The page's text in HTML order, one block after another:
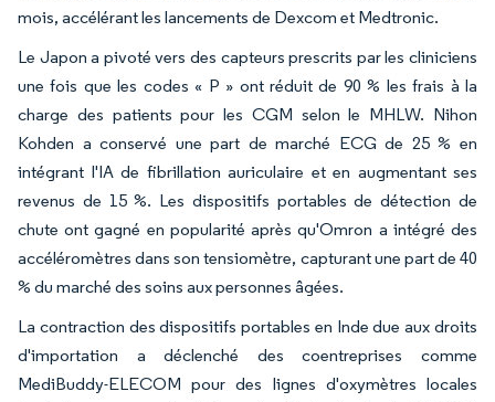
mois, accélérant les lancements de Dexcom et Medtronic.
Le Japon a pivoté vers des capteurs prescrits par les cliniciens
une fois que les codes « P » ont réduit de 90 % les frais à la
charge des patients pour les CGM selon le MHLW. Nihon
Kohden a conservé une part de marché ECG de 25 % en
intégrant l'IA de fibrillation auriculaire et en augmentant ses
revenus de 15 %. Les dispositifs portables de détection de
chute ont gagné en popularité après qu'Omron a intégré des
accéléromètres dans son tensiomètre, capturant une part de 40
% du marché des soins aux personnes âgées.
La contraction des dispositifs portables en Inde due aux droits
d'importation a déclenché des coentreprises comme
MediBuddy-ELECOM pour des lignes d'oxymètres locales